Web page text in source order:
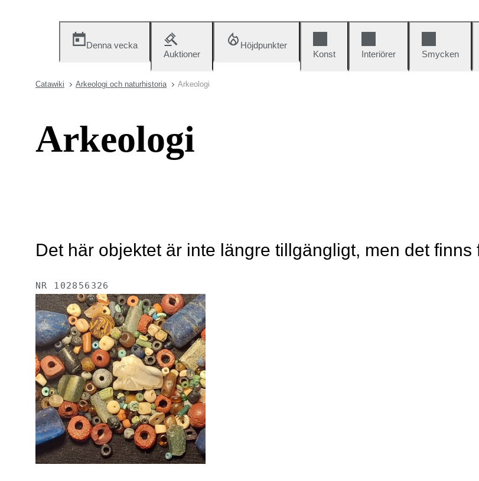
Denna vecka
Auktioner
Höjdpunkter
Konst
Interiörer Smycken
Catawiki Arkeologi och naturhistoria Arkeologi
Arkeologi
Det här objektet är inte längre tillgängligt, men det
NR 102856326